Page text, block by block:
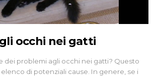
occhi nei gatti
dei problemi agli occhi nei gatti? Questo
di potenziali cause. In genere, se i